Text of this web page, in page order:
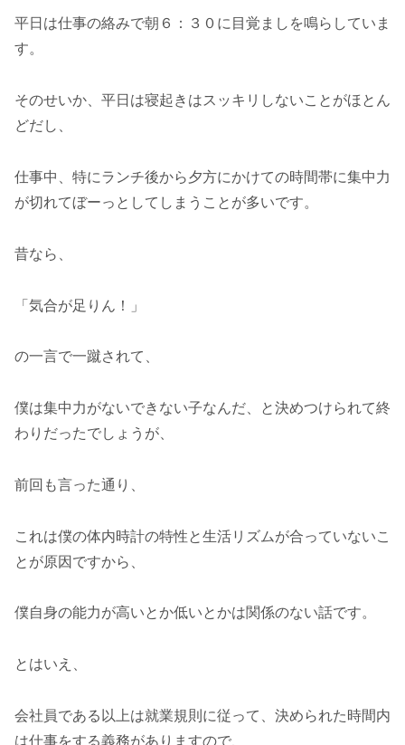
平日は仕事の絡みで朝６：３０に目覚ましを鳴らしていま
す。
そのせいか、平日は寝起きはスッキリしないことがほとん
どだし、
仕事中、特にランチ後から夕方にかけての時間帯に集中力
が切れてぼーっとしてしまうことが多いです。
昔なら、
「気合が足りん！」
の一言で一蹴されて、
僕は集中力がないできない子なんだ、と決めつけられて終
わりだったでしょうが、
前回も言った通り、
これは僕の体内時計の特性と生活リズムが合っていないこ
とが原因ですから、
僕自身の能力が高いとか低いとかは関係のない話です。
とはいえ、
会社員である以上は就業規則に従って、決められた時間内
は仕事をする義務がありますので、